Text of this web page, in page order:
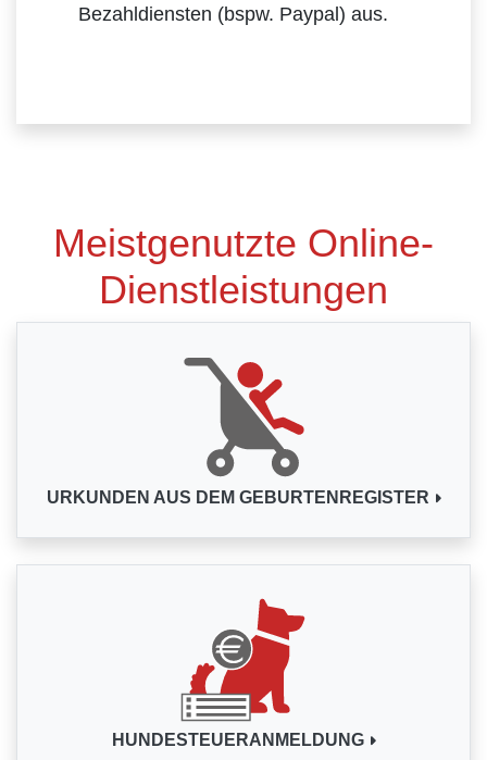
Bezahldiensten (bspw. Paypal) aus.
Meistgenutzte Online-
Dienstleistungen
URKUNDEN AUS DEM GEBURTENREGISTER
HUNDESTEUERANMELDUNG